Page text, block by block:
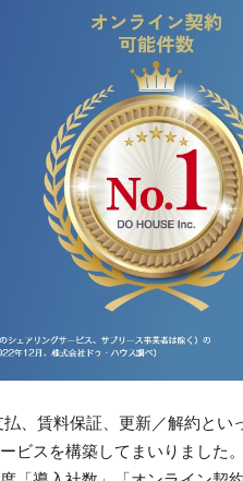
、賃料保証、更新／解約とい
ビスを構築してまいりました